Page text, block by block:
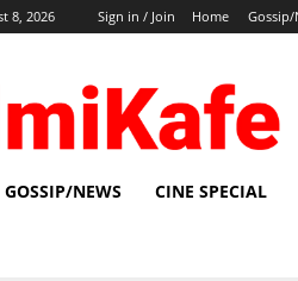
8, 2026 Sign in / Join Home Gossip/
GOSSIP/NEWS CINE SPECIAL